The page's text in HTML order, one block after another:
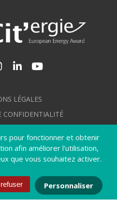
pour fonctionner et obtenir
afin améliorer l'utilisation,
que vous souhaitez activer.
Personnaliser
vers le compte Facebook
Lien vers le compte Instagram
Lien vers le compte
LÉGALES
CONFIDENTIALITÉ
DU SITE
: NON CONFORME